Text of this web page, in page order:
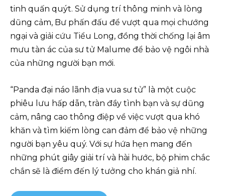
tinh quấn quýt. Sử dụng trí thông minh và lòng
dũng cảm, Bư phấn đấu để vượt qua mọi chướng
ngại và giải cứu Tiểu Long, đồng thời chống lại âm
mưu tàn ác của sư tử Malume để bảo vệ ngôi nhà
của những người bạn mới.
“Panda đại náo lãnh địa vua sư tử” là một cuộc
phiêu lưu hấp dẫn, tràn đầy tình bạn và sự dũng
cảm, nâng cao thông điệp về việc vượt qua khó
khăn và tìm kiếm lòng can đảm để bảo vệ những
người bạn yêu quý. Với sự hứa hẹn mang đến
những phút giây giải trí và hài hước, bộ phim chắc
chắn sẽ là điểm đến lý tưởng cho khán giả nhí.